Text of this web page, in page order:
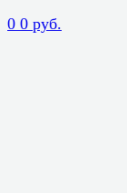
0 0 руб.